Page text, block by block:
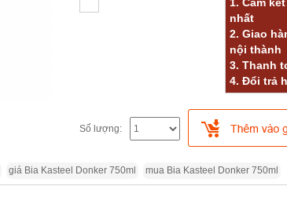
giá Bia Kasteel Donker 750ml mua Bia Kasteel Donker 750ml
nhất
2. Giao
nội thành
3. Thanh
4. Đổi trả
Số lượng: